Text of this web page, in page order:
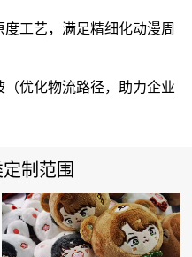
度工艺，满足精细化动漫周
（优化物流路径，助力企业
制范围